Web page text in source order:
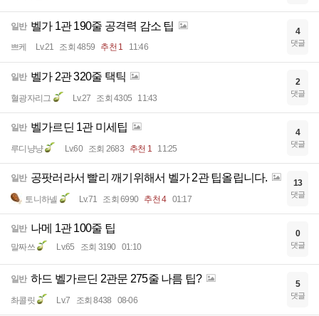
일반 벨가 1관 190줄 공격력 감소 팁
쁘케 Lv.21 조회 4859 추천 1 11:46
4
댓글
일반 벨가 2관 320줄 택틱
혈광자리그 Lv.27 조회 4305 11:43
2
댓글
일반 벨가르딘 1관 미세팁
루디냥냥 Lv.60 조회 2683 추천 1 11:25
4
댓글
일반 공팟러라서 빨리 깨기위해서 벨가 2관 팁올립니다.
토니하넬 Lv.71 조회 6990 추천 4 01:17
13
댓글
일반 나메 1관 100줄 팁
말짜쓰 Lv.65 조회 3190 01:10
0
댓글
일반 하드 벨가르딘 2관문 275줄 나름 팁?
촤콜릿 Lv.7 조회 8438 08-06
5
댓글